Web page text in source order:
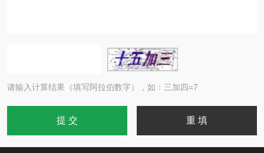
请输入计算结果（填写阿拉伯数字），如：三加四=7